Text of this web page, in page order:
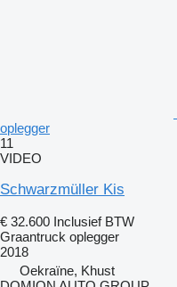
oplegger
11
VIDEO
Schwarzmüller Kis
€ 32.600 Inclusief BTW
Graantruck oplegger
2018
Oekraïne, Khust